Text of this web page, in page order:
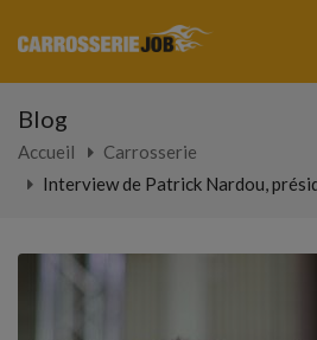
Blog
Accueil
Carrosserie
Interview de Patrick Nardou,